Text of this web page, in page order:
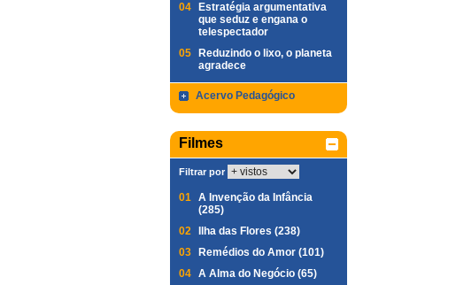
04
Estratégia argumentativa
que seduz e engana o
telespectador
05
Reduzindo o lixo, o planeta
agradece
Acervo Pedagógico
Filmes
Filtrar por
01 A Invenção da Infância
(285)
02
Ilha das Flores (238)
03
Remédios do Amor (101)
04 A Alma do Negócio (65)